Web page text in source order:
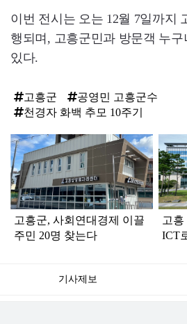
이번 전시는 오는 12월 7일까지
행되며, 고흥군민과 방문객 누
있다.
고흥군
공영민 고흥군수
천경자 화백 추모 10주기
탑
라
인
고흥군, 사회연대경제 이끌
주민 20명 찾는다
고
ICT
기사제보